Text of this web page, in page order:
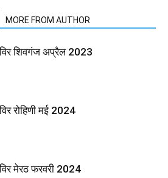
MORE FROM AUTHOR
शिवगंज अप्रैल 2023
रोहिणी मई 2024
मेरठ फरवरी 2024